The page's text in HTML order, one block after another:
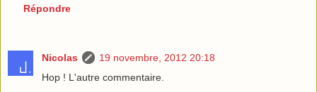
Répondre
Nicolas
19 novembre, 2012 20:18
Hop ! L'autre commentaire.